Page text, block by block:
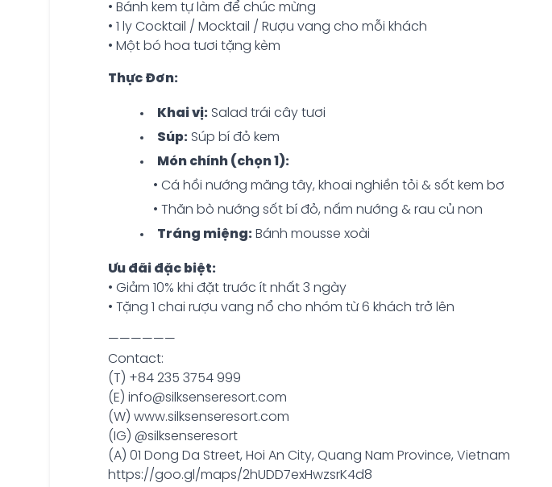
• Bánh kem tự làm để chúc mừng
• 1 ly Cocktail / Mocktail / Rượu vang cho mỗi khách
• Một bó hoa tươi tặng kèm
Thực Đơn:
Khai vị: Salad trái cây tươi
Súp: Súp bí đỏ kem
Món chính (chọn 1):
• Cá hồi nướng măng tây, khoai nghiền tỏi & sốt kem bơ
• Thăn bò nướng sốt bí đỏ, nấm nướng & rau củ non
Tráng miệng: Bánh mousse xoài
Ưu đãi đặc biệt:
• Giảm 10% khi đặt trước ít nhất 3 ngày
• Tặng 1 chai rượu vang nổ cho nhóm từ 6 khách trở lên
——————
Contact:
(T) +84 235 3754 999
(E) info@silksenseresort.com
(W) www.silksenseresort.com
(IG) @silksenseresort
(A) 01 Dong Da Street, Hoi An City, Quang Nam Province, Vietnam
https://goo.gl/maps/2hUDD7exHwzsrK4d8